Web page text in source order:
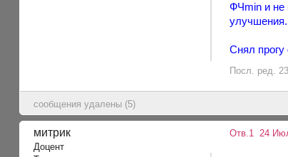
ФЧmin и не
улучшения.
Снял прогу
Посл. ред.
сообщения удалены (5)
митрик
Доцент
Отв.1 24